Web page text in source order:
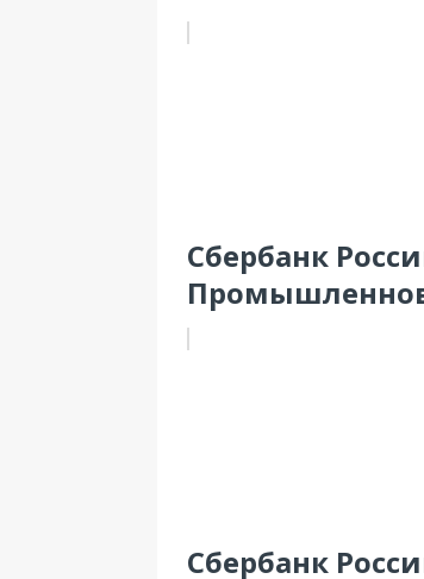
Сбербанк
Сбербанк